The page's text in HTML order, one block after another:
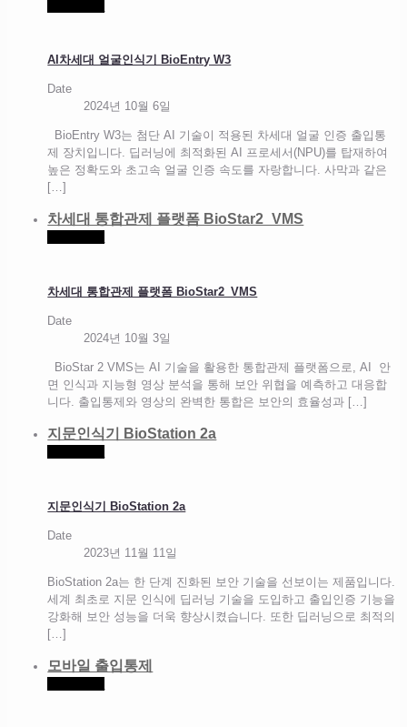
AI차세대 얼굴인식기 BioEntry W3
Date
2024년 10월 6일
BioEntry W3는 첨단 AI 기술이 적용된 차세대 얼굴 인증 출입통
제 장치입니다. 딥러닝에 최적화된 AI 프로세서(NPU)를 탑재하여
높은 정확도와 초고속 얼굴 인증 속도를 자랑합니다. 사막과 같은
[…]
차세대 통합관제 플랫폼 BioStar2_VMS
차세대 통합관제 플랫폼 BioStar2_VMS
Date
2024년 10월 3일
BioStar 2 VMS는 AI 기술을 활용한 통합관제 플랫폼으로, AI 안
면 인식과 지능형 영상 분석을 통해 보안 위협을 예측하고 대응합
니다. 출입통제와 영상의 완벽한 통합은 보안의 효율성과 […]
지문인식기 BioStation 2a
지문인식기 BioStation 2a
Date
2023년 11월 11일
BioStation 2a는 한 단계 진화된 보안 기술을 선보이는 제품입니다.
세계 최초로 지문 인식에 딥러닝 기술을 도입하고 출입인증 기능을
강화해 보안 성능을 더욱 향상시켰습니다. 또한 딥러닝으로 최적의
[…]
모바일 출입통제